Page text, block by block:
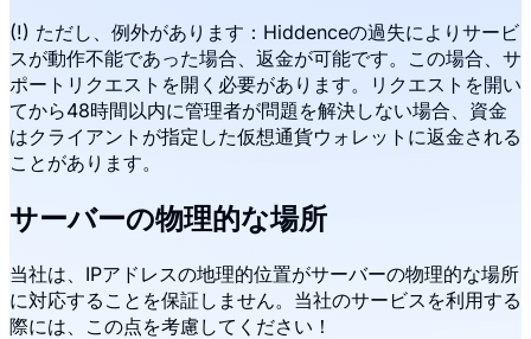
(!) ただし、例外があります：Hiddenceの過失によりサービ
スが動作不能であった場合、返金が可能です。この場合、サ
ポートリクエストを開く必要があります。リクエストを開い
てから48時間以内に管理者が問題を解決しない場合、資金
はクライアントが指定した仮想通貨ウォレットに返金される
ことがあります。
サーバーの物理的な場所
当社は、IPアドレスの地理的位置がサーバーの物理的な場所
に対応することを保証しません。当社のサービスを利用する
際には、この点を考慮してください！